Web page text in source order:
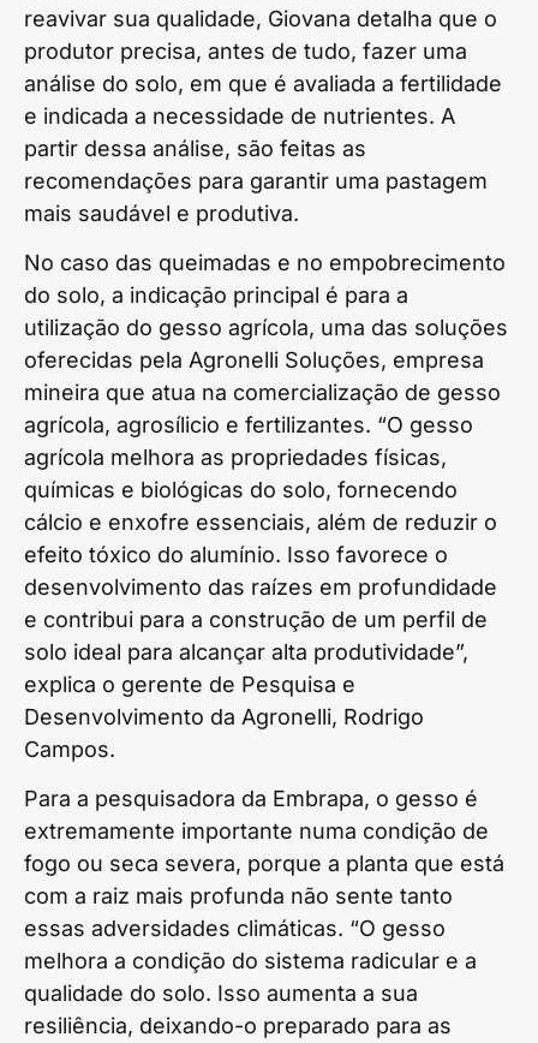
reavivar sua qualidade, Giovana detalha que o
produtor precisa, antes de tudo, fazer uma
análise do solo, em que é avaliada a fertilidade
e indicada a necessidade de nutrientes. A
partir dessa análise, são feitas as
recomendações para garantir uma pastagem
mais saudável e produtiva.
No caso das queimadas e no empobrecimento
do solo, a indicação principal é para a
utilização do gesso agrícola, uma das soluções
oferecidas pela Agronelli Soluções, empresa
mineira que atua na comercialização de gesso
agrícola, agrosílicio e fertilizantes. “O gesso
agrícola melhora as propriedades físicas,
químicas e biológicas do solo, fornecendo
cálcio e enxofre essenciais, além de reduzir o
efeito tóxico do alumínio. Isso favorece o
desenvolvimento das raízes em profundidade
e contribui para a construção de um perfil de
solo ideal para alcançar alta produtividade”,
explica o gerente de Pesquisa e
Desenvolvimento da Agronelli, Rodrigo
Campos.
Para a pesquisadora da Embrapa, o gesso é
extremamente importante numa condição de
fogo ou seca severa, porque a planta que está
com a raiz mais profunda não sente tanto
essas adversidades climáticas. “O gesso
melhora a condição do sistema radicular e a
qualidade do solo. Isso aumenta a sua
resiliência, deixando-o preparado para as